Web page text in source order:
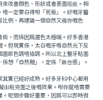
改善顏色、形狀或者表面瑕疵。相
一定要白得咁「死板」。好嘅牙醫
例，再建議一個自然又襯你嘅色
，而係因為選色太極端。好多香港
但現實係，太白嘅牙喺自然光下反
部色調唔協調。所以北上整牙貼面
想「自然靚」，定係「舞台感」。
實已經好成熟。好多牙科中心都用
出貼完面之後嘅效果。咁你就唔需要
呢個步驟好重要，因為可以即時微